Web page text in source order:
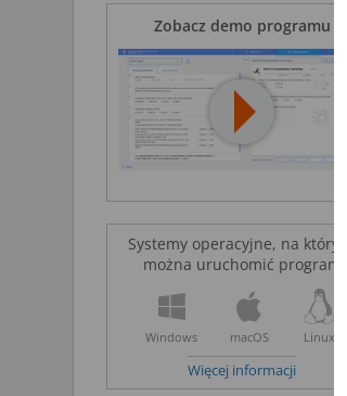
Zobacz demo programu
Systemy operacyjne, na których
można uruchomić program
Windows macOS Linux
Więcej informacji